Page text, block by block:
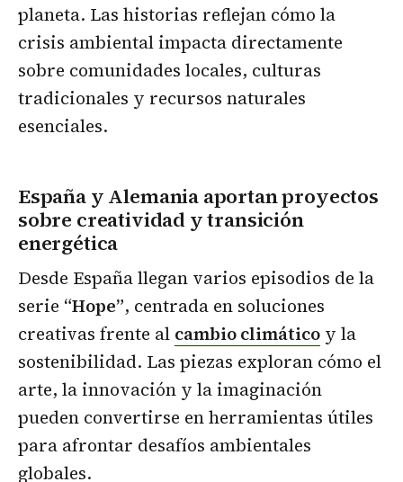
planeta. Las historias reflejan cómo la
crisis ambiental impacta directamente
sobre comunidades locales, culturas
tradicionales y recursos naturales
esenciales.
España y Alemania aportan proyectos
sobre creatividad y transición
energética
Desde España llegan varios episodios de la
serie “Hope”, centrada en soluciones
creativas frente al cambio climático y la
sostenibilidad. Las piezas exploran cómo el
arte, la innovación y la imaginación
pueden convertirse en herramientas útiles
para afrontar desafíos ambientales
globales.